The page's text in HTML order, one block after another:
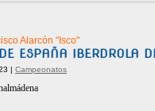
Alarcón "Isco"
ESPAÑA IBERDROLA
| Campeonatos